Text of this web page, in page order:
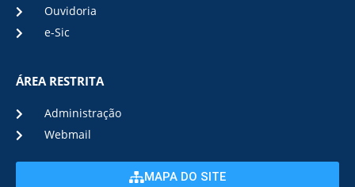
Ouvidoria
e-Sic
ÁREA RESTRITA
Administração
Webmail
MAPA DO SITE